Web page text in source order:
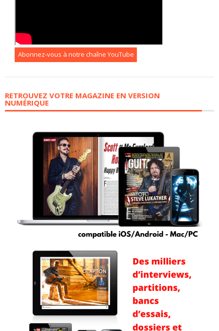
Abonnez-vous à notre chaîne YouTube
RETROUVEZ VOTRE MAGAZINE EN VERSION
NUMÉRIQUE